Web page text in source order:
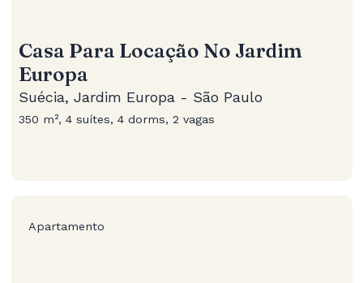
Casa Para Locação No Jardim
Europa
Suécia, Jardim Europa - São Paulo
350 m², 4 suítes, 4 dorms, 2 vagas
Apartamento